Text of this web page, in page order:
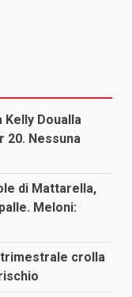
Kelly Doualla
20. Nessuna
di Mattarella,
Meloni:
crolla